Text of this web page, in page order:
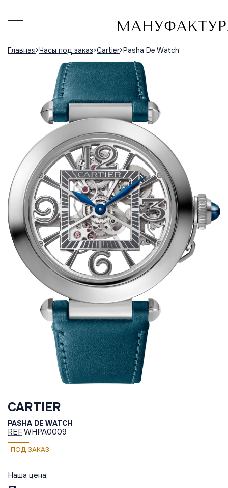
Главная Часы под заказ Cartier Pasha De Watch
CARTIER
PASHA DE WATCH
REFWHPA0009
ПОД ЗАКАЗ
Наша цена: